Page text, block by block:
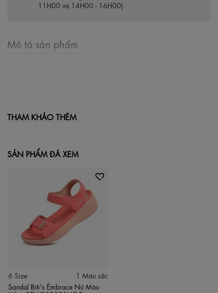
11H00 và 14H00 - 16H00)
Mô tả sản phẩm
THAM KHẢO THÊM
SẢN PHẨM ĐÃ XEM
6 Size
1 Màu sắc
Sandal Biti's Êmbrace Nữ Màu